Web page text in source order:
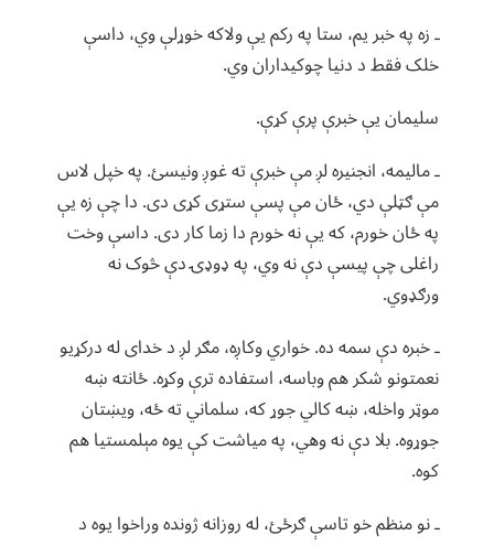
ـ زه په خبر یم، ستا په رکم یې ولاکه خوړلې وي، داسې
خلک فقط د دنیا چوکیداران وي.
سلیمان یې خبرې پرې کړې.
ـ مالیمه، انجنیره لږ مې خبرې ته غوږ ونیسئ. په خپل لاس
مې ګټلې دي، ځان مې پسې ستړی کړی دی. دا چې زه یې
په ځان خورم، که یې نه خورم دا زما کار دی. داسې وخت
راغلی چې پیسې دې نه وي، په ډوډۍ دې څوک نه
ورګډوي.
ـ خبره دې سمه ده. خواري وکاږه، مګر لږ د خدای له درکړیو
نعمتونو شکر هم وباسه، استفاده ترې وکړه. ځانته ښه
موټر واخله، ښه کالي جوړ که، سلماني ته ځه، ویښتان
جوړوه. بلا دې نه وهي، په میاشت کې یوه مېلمستیا هم
کوه.
ـ نو منظم خو تاسې ګرځئ، له روزانه ژونده وراخوا یوه د